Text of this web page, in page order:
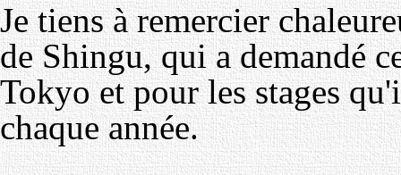
Je tiens à remercier
de Shingu, qui a demandé
Tokyo et pour les stages
chaque année.